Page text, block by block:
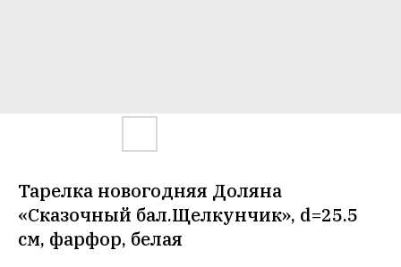
Тарелка новогодняя Доляна
«Сказочный бал.Щелкунчик», d=25.5
см, фарфор, белая